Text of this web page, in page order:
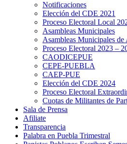
Notificaciones
Elección del CDE 2021
Proceso Electoral Local
Asambleas Municipales
Asambleas Municipales
Proceso Electoral 2023 –
CAODICEPUE
CEPE-PUEBLA
CAEP-PUE
Elección del CDE 2024
Proceso Electoral
Cuotas de Militantes de
Sala de Prensa
Afiliate
Transparencia
Palabra en Puebla Trimestral